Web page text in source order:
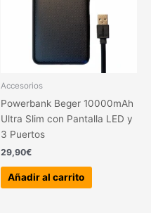
Accesorios
Powerbank Beger 10000mAh
Ultra Slim con Pantalla LED y
3 Puertos
29,90€
Añadir al carrito